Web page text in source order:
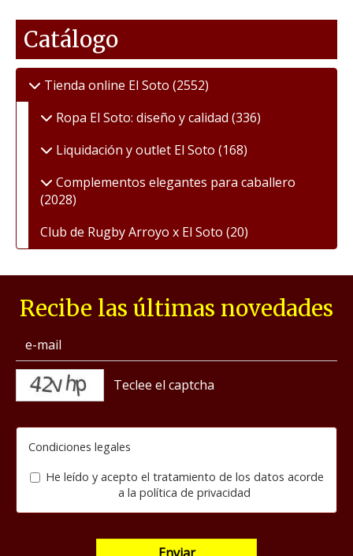
Catálogo
Tienda online El Soto (2552)
Ropa El Soto: diseño y calidad (336)
Liquidación y outlet El Soto (168)
Complementos elegantes para caballero
(2028)
Club de Rugby Arroyo x El Soto (20)
Recibe las últimas novedades
Condiciones legales
He leído y acepto el tratamiento de los datos acorde
a la política de privacidad
Enviar